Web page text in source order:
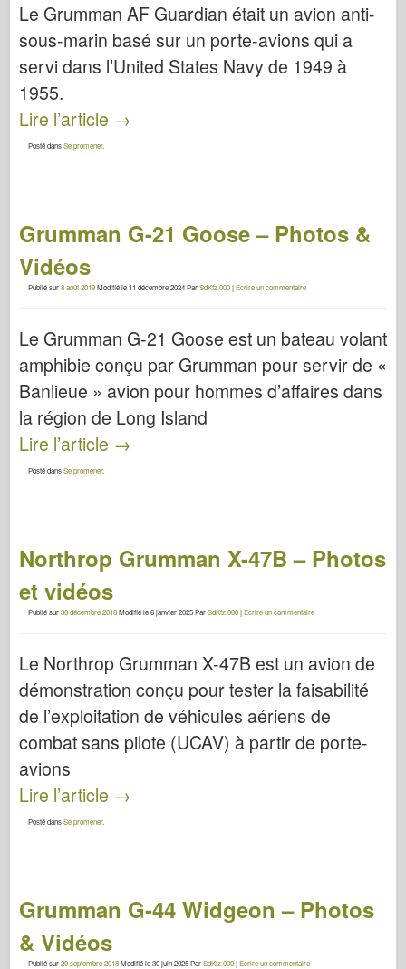
Le Grumman AF Guardian était un avion anti-
sous-marin basé sur un porte-avions qui a
servi dans l’United States Navy de 1949 à
1955.
Lire l’article →
Posté dansSe promener.
Grumman G-21 Goose – Photos &
Vidéos
Publié sur8 août 2019Modifié le 11 décembre 2024ParSdKfz.000|Ecrire un commentaire
Le Grumman G-21 Goose est un bateau volant
amphibie conçu par Grumman pour servir de «
Banlieue » avion pour hommes d’affaires dans
la région de Long Island
Lire l’article →
Posté dansSe promener.
Northrop Grumman X-47B – Photos
et vidéos
Publié sur30 décembre 2018Modifié le6 janvier 2025ParSdKfz.000|Ecrire un commentaire
Le Northrop Grumman X-47B est un avion de
démonstration conçu pour tester la faisabilité
de l’exploitation de véhicules aériens de
combat sans pilote (UCAV) à partir de porte-
avions
Lire l’article →
Posté dansSe promener.
Grumman G-44 Widgeon – Photos
& Vidéos
Publié sur20 septembre 2018Modifié le30 juin 2025ParSdKfz.000|Ecrire un commentaire